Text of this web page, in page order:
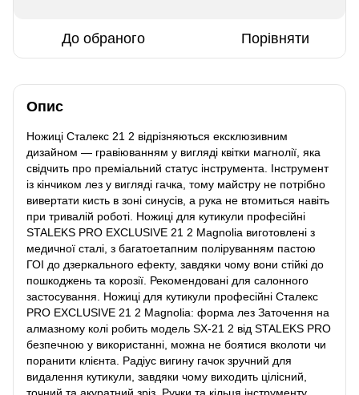
До обраного Порівняти
Опис
Ножиці Сталекс 21 2 відрізняються ексклюзивним
дизайном — гравіюванням у вигляді квітки магнолії, яка
свідчить про преміальний статус інструмента. Інструмент
із кінчиком лез у вигляді гачка, тому майстру не потрібно
вивертати кисть в зоні синусів, а рука не втомиться навіть
при тривалій роботі. Ножиці для кутикули професійні
STALEKS PRO EXCLUSIVE 21 2 Magnolia виготовлені з
медичної сталі, з багатоетапним поліруванням пастою
ГОІ до дзеркального ефекту, завдяки чому вони стійкі до
пошкоджень та корозії. Рекомендовані для салонного
застосування. Ножиці для кутикули професійні Сталекс
PRO EXCLUSIVE 21 2 Magnolia: форма лез Заточення на
алмазному колі робить модель SX-21 2 від STALEKS PRO
безпечною у використанні, можна не боятися вколоти чи
поранити клієнта. Радіус вигину гачок зручний для
видалення кутикули, завдяки чому виходить цілісний,
точний та акуратний зріз. Ручки та кільця інструменту